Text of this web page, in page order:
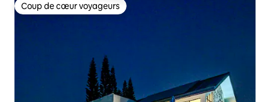
Coup de cœur voyageurs
Coup de cœur voyageurs